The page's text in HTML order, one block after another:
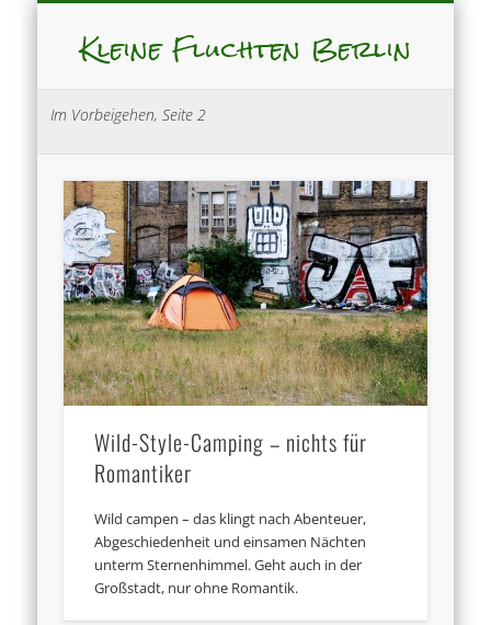
Kleine Fluchten Berlin
Im Vorbeigehen, Seite 2
Wild-Style-Camping – nichts für
Romantiker
Wild campen – das klingt nach Abenteuer,
Abgeschiedenheit und einsamen Nächten
unterm Sternenhimmel. Geht auch in der
Großstadt, nur ohne Romantik.